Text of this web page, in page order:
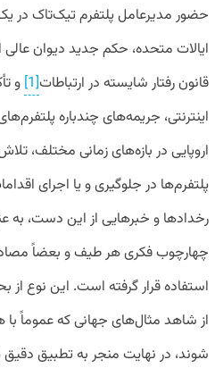
حضور مدیرعامل پلتفرم تیک‌تاک در
قانون رفتار شایسته در ارتباطات[1] و
اینترنتی، جریمه‌های چندباره
اروپایی در بازه‌های زمانی مختلف،
پلتفرم‌ها در جلوگیری و یا اجرای
رخدادها و خبرهایی از این دست، به
چهارچوب فکری هر طیف و بعضاً
استفاده قرار گرفته است. این نوع
از شاهد مثال‌های جهانی که عموماً
شوند، در نهایت منجر به تطبیق